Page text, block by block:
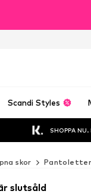
Scandi Styles
SHOPPA
skor Pantoletter
slutsåld